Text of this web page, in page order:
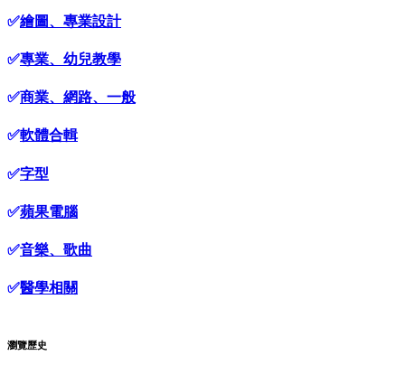
✅繪圖、專業設計
✅專業、幼兒教學
✅商業、網路、一般
✅軟體合輯
✅字型
✅蘋果電腦
✅音樂、歌曲
✅醫學相關
瀏覽歷史